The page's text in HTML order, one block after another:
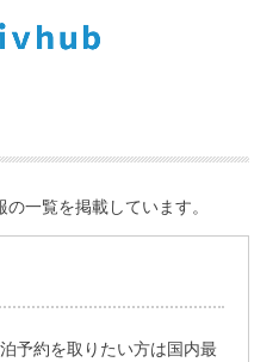
一覧を掲載しています。
予約を取りたい方は国内最